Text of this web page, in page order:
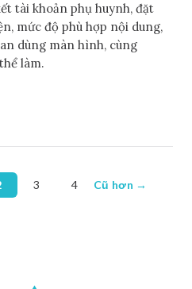
tài khoản phụ huynh, đặt
mức độ phù hợp nội dung,
dùng màn hình, cùng
làm.
3 4 Cũ hơn →